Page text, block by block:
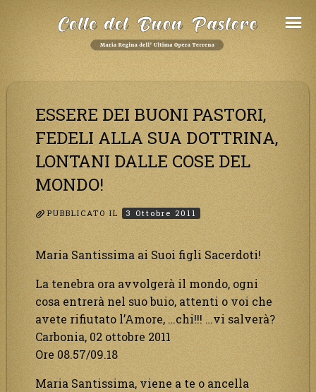
ESSERE DEI BUONI PASTORI,
FEDELI ALLA SUA DOTTRINA,
LONTANI DALLE COSE DEL
MONDO!
PUBBLICATO IL 3 Ottobre 2011
Maria Santissima ai Suoi figli Sacerdoti!
La tenebra ora avvolgerà il mondo, ogni
cosa entrerà nel suo buio, attenti o voi che
avete rifiutato l’Amore, …chi!!! …vi salverà?
Carbonia, 02 ottobre 2011
Ore 08.57/09.18
Maria Santissima, viene a te o ancella